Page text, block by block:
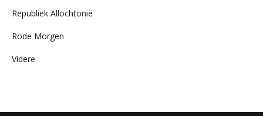
Republiek Allochtonië
Rode Morgen
Videre